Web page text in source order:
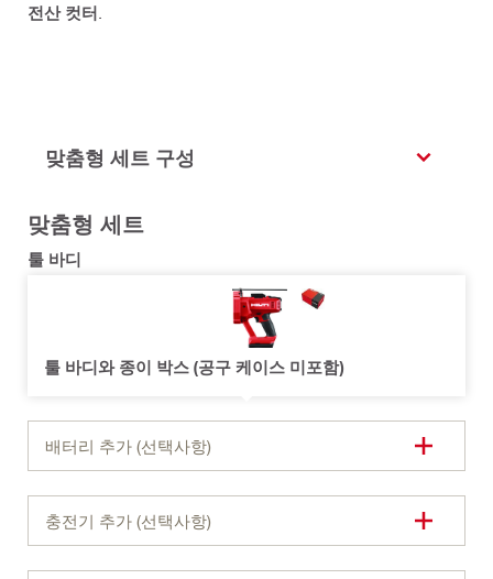
전산 컷터
맞춤형 세트 구성
맞춤형 세트
툴 바디
툴 바디와 종이 박스 (공구 케이스 미포함)
배터리 추가 (선택사항)
충전기 추가 (선택사항)